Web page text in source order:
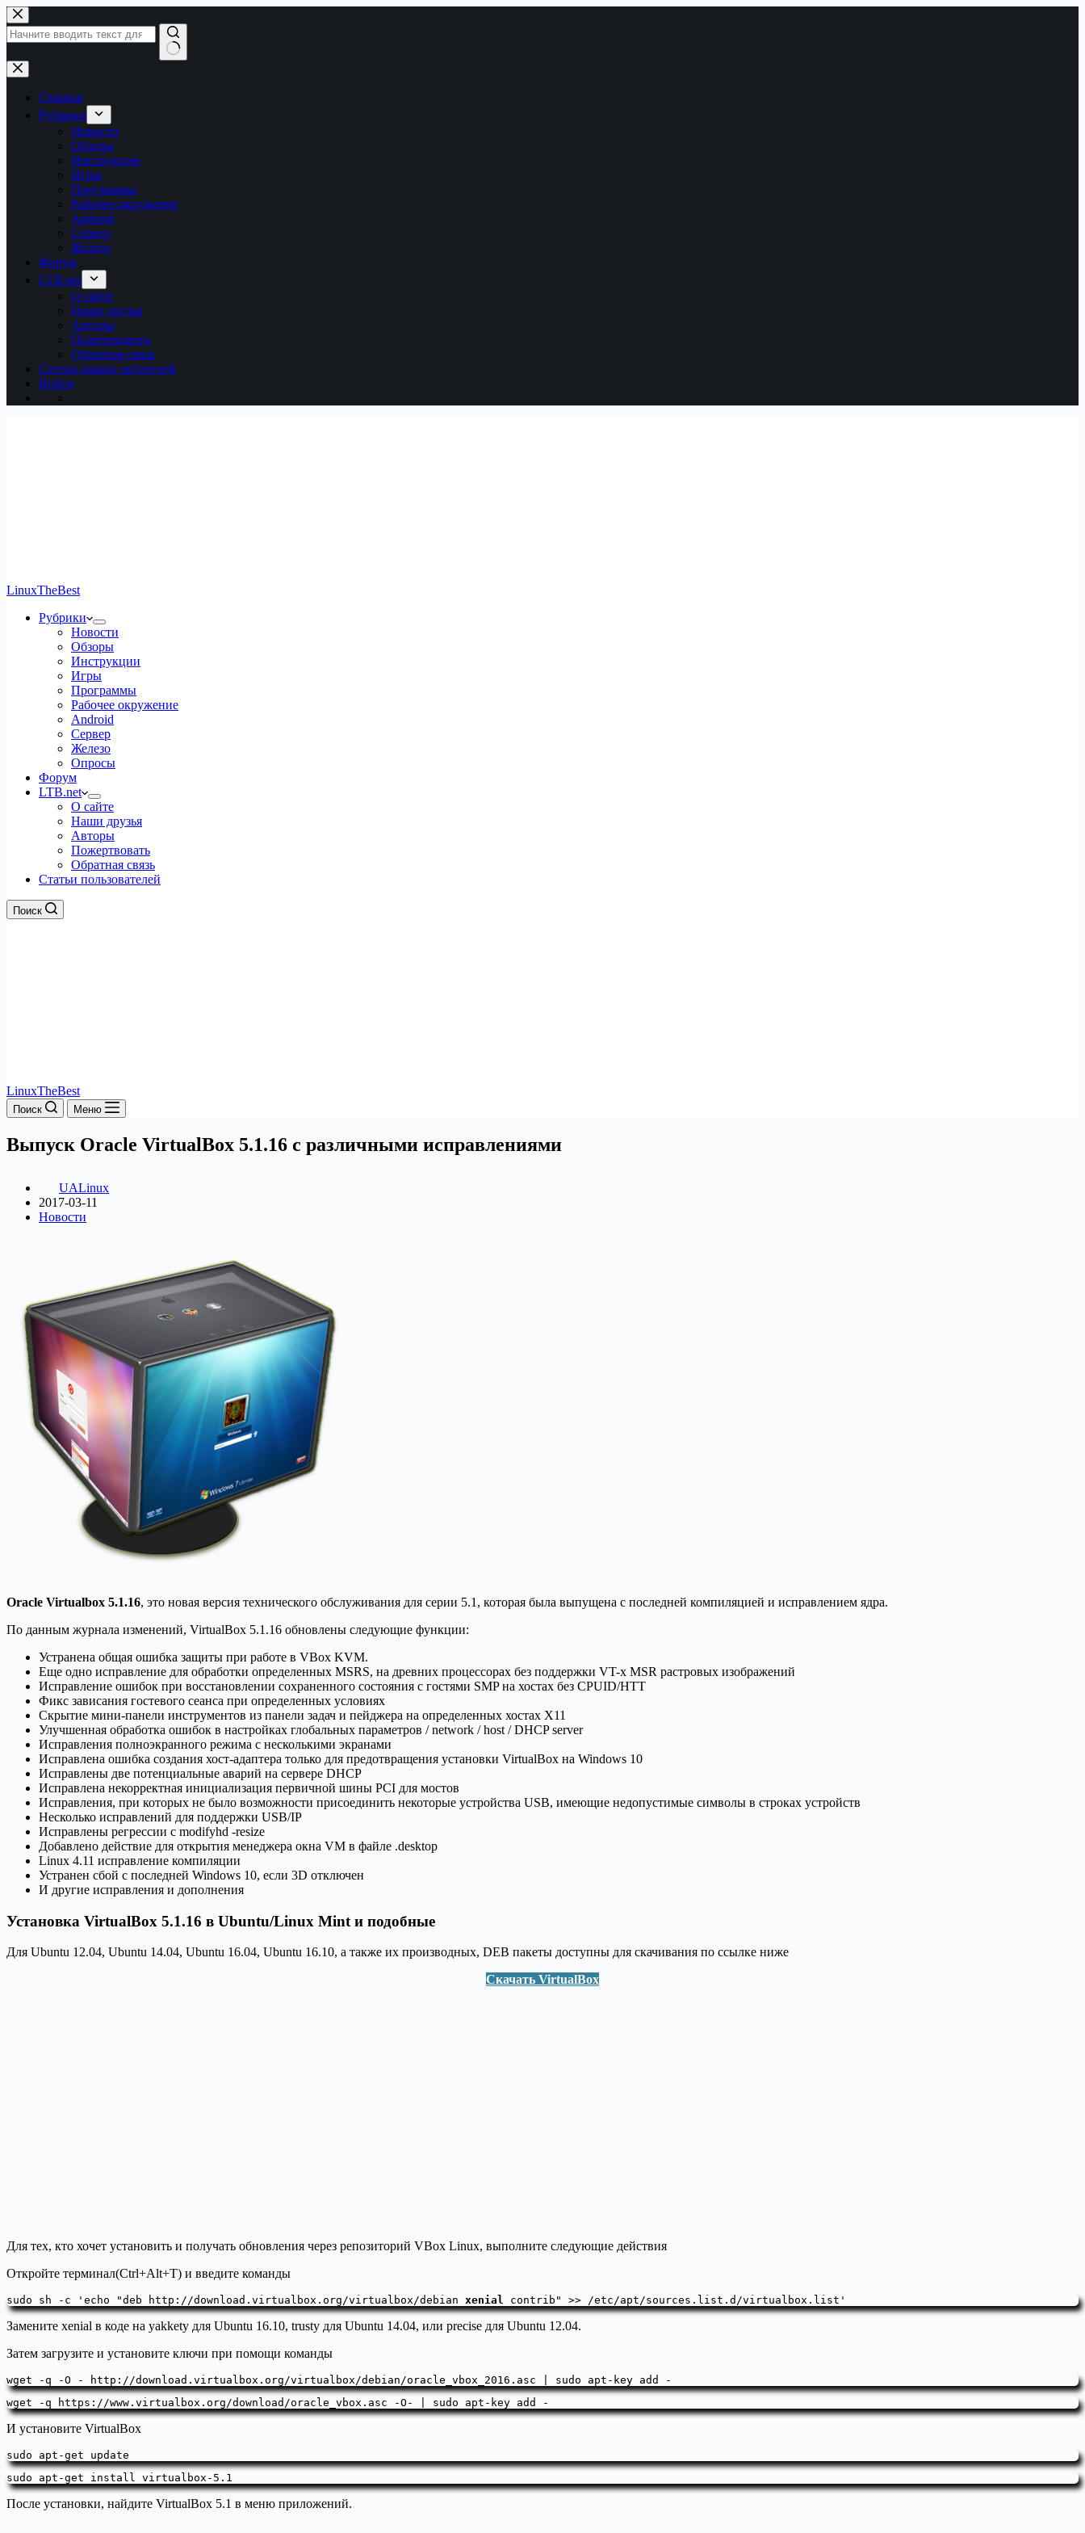
Перейти
к
сути
Ничего
не
найденоГлавная
Рубрики
Новости
Обзоры
Инструкции
Игры
Программы
Рабочее окружение
Android
Сервер
Железо
Форум
LTB.net
О сайте
Наши друзья
Авторы
Пожертвовать
Обратная связь
Статьи наших читателей
Войти
LinuxTheBest
Рубрики
Новости
Обзоры
Инструкции
Игры
Программы
Рабочее окружение
Android
Сервер
Железо
Опросы
Форум
LTB.net
О сайте
Наши друзья
Авторы
Пожертвовать
Обратная связь
Статьи пользователей
Поиск
LinuxTheBest
Поиск Меню
Выпуск Oracle VirtualBox 5.1.16 с различными исправлениями
UALinux
2017-03-11
Новости
Oracle Virtualbox 5.1.16, это новая версия технического обслуживания для серии 5.1, которая была выпущена с последней компиляцией и исправлением ядра.
По данным журнала изменений, VirtualBox 5.1.16 обновлены следующие функции:
Устранена общая ошибка защиты при работе в VBox KVM.
Еще одно исправление для обработки определенных MSRS, на древних процессорах без поддержки VT-х MSR растровых изображений
Исправление ошибок при восстановлении сохраненного состояния с гостями SMP на хостах без CPUID/HTT
Фикс зависания гостевого сеанса при определенных условиях
Скрытие мини-панели инструментов из панели задач и пейджера на определенных хостах X11
Улучшенная обработка ошибок в настройках глобальных параметров / network / host / DHCP server
Исправления полноэкранного режима с несколькими экранами
Исправлена ​​ошибка создания хост-адаптера только для предотвращения установки VirtualBox на Windows 10
Исправлены две потенциальные аварий на сервере DHCP
Исправлена некорректная инициализация первичной шины PCI для мостов
Исправления, при которых не было возможности присоединить некоторые устройства USB, имеющие недопустимые символы в строках устройств
Несколько исправлений для поддержки USB/IP
Исправлены регрессии с modifyhd -resize
Добавлено действие для открытия менеджера окна VM в файле .desktop
Linux 4.11 исправление компиляции
Устранен сбой с последней Windows 10, если 3D отключен
И другие исправления и дополнения
Установка VirtualBox 5.1.16 в Ubuntu/Linux Mint и подобные
Для Ubuntu 12.04, Ubuntu 14.04, Ubuntu 16.04, Ubuntu 16.10, а также их производных, DEB пакеты доступны для скачивания по ссылке ниже
Скачать VirtualBox
Для тех, кто хочет установить и получать обновления через репозиторий VBox Linux, выполните следующие действия
Откройте терминал(Ctrl+Alt+T) и введите команды
sudo sh -c 'echo "deb http://download.virtualbox.org/virtualbox/debian xenial contrib" >> /etc/apt/sources.list.d/virtualbox.list'
Замените xenial в коде на yakkety для Ubuntu 16.10, trusty для Ubuntu 14.04, или precise для Ubuntu 12.04.
Затем загрузите и установите ключи при помощи команды
wget -q https://www.virtualbox.org/download/oracle_vbox.asc -O- | sudo apt-key add -
И установите VirtualBox
sudo apt-get install virtualbox-5.1
После установки, найдите VirtualBox 5.1 в меню приложений.